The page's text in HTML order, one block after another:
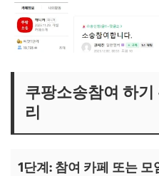
쿠팡소송참여 하기
리
1단계: 참여 카페 또는 모